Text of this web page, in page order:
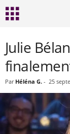
Julie
Par Héléna G. - 25